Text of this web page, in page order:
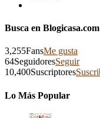
Busca en Blogicasa.com
3,255FansMe gusta
64SeguidoresSeguir
10,400Suscriptores
Lo Más Popular